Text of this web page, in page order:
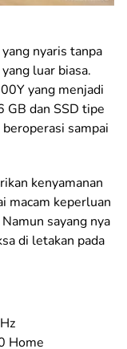
nyaris tanpa
luar biasa.
yang menjadi
GB dan SSD tipe
sampai
kenyamanan
macam keperluan
sayang nya
di letakan pada
Home